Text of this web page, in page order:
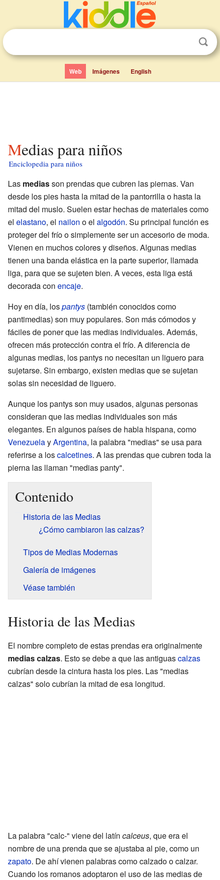
Web Imágenes English
Medias para niños
Enciclopedia para niños
Las mediasson prendas que cubren las piernas. Van
desde los pies hasta la mitad de la pantorrilla o hasta la
mitad del muslo. Suelen estar hechas de materiales como
el elastano, el nailon o el algodón. Su principal función es
proteger del frío o simplemente ser un accesorio de moda.
Vienen en muchos colores y diseños. Algunas medias
tienen una banda elástica en la parte superior, llamada
liga, para que se sujeten bien. A veces, esta liga está
decorada con encaje.
Hoy en día, lospantys (también conocidos como
pantimedias) son muy populares. Son más cómodos y
fáciles de poner que las medias individuales. Además,
ofrecen más protección contra el frío. A diferencia de
algunas medias, los pantys no necesitan un liguero para
sujetarse. Sin embargo, existen medias que se sujetan
solas sin necesidad de liguero.
Aunque los pantys son muy usados, algunas personas
consideran que las medias individuales son más
elegantes. En algunos países de habla hispana, como
VenezuelayArgentina, la palabra "medias" se usa para
referirse a loscalcetines. A las prendas que cubren toda la
pierna las llaman "medias panty".
Contenido
Historia de las Medias
¿Cómo cambiaron las calzas?
Tipos de Medias Modernas
Galería de imágenes
Véase también
Historia de las Medias
El nombre completo de estas prendas era originalmente
medias calzas. Esto se debe a que las antiguascalzas
cubrían desde la cintura hasta los pies. Las "medias
calzas" solo cubrían la mitad de esa longitud.
La palabra "calc-" viene del latín calceus, que era el
nombre de una prenda que se ajustaba al pie, como un
zapato. De ahí vienen palabras como calzado o calzar.
Cuando los romanos adoptaron el uso de las medias de